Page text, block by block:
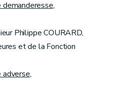
demanderesse,
Philippe COURARD,
et de la Fonction
adverse,